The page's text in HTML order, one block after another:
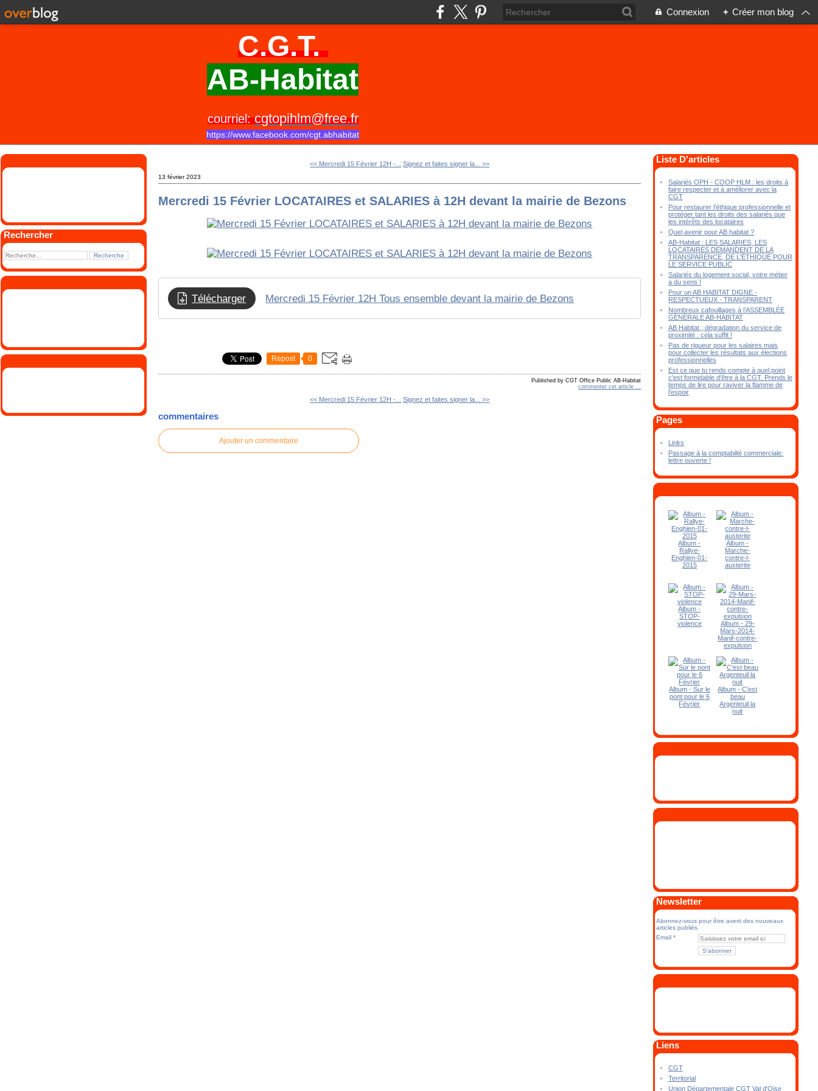
Connexion + Créer mon blog
C.G.T.
AB-Habitat
courriel:cgtopihlm@free.fr
https://www.facebook.com/cgt.abhabitat
Rechercher
<< Mercredi 15 Février 12H -... Signez et faites signer la... >>
13 février 2023
Mercredi 15 Février LOCATAIRES et SALARIES à 12H devant la mairie de Bezons
Télécharger Mercredi 15 Février 12H Tous ensemble devant la mairie de Bezons
Repost 0
Published by CGT Office Public AB-Habitat
commenter cet article …
<< Mercredi 15 Février 12H -... Signez et faites signer la... >>
commentaires
Ajouter un commentaire
Liste D'articles
Salariés OPH - COOP HLM : les droits à
faire respecter et à améliorer avec la
CGT
Pour restaurer l'éthique professionnelle et
protéger tant les droits des salariés que
les intérêts des locataires
Quel avenir pour AB habitat ?
AB-Habitat : LES SALARIES, LES
LOCATAIRES DEMANDENT DE LA
TRANSPARENCE, DE L'ÉTHIQUE POUR
LE SERVICE PUBLIC
Salariés du logement social, votre métier
a du sens !
Pour un AB HABITAT DIGNE -
RESPECTUEUX - TRANSPARENT
Nombreux cafouillages à l’ASSEMBLÉE
GÉNÉRALE AB-HABITAT
AB Habitat ; dégradation du service de
proximité : cela suffit !
Pas de rigueur pour les salaires mais
pour collecter les résultats aux élections
professionnelles
Est ce que tu rends compte à quel point
c'est formidable d'être à la CGT. Prends le
temps de lire pour raviver la flamme de
l'espoir
Pages
Links
Passage à la comptabilté commerciale:
lettre ouverte !
Album -
Rallye-
Enghien-01-
2015
Album -
Marche-
contre-l-
austerite
Album -
STOP-
violence
Album - 29-
Mars-2014-
Manif-contre-
expulsion
Album - Sur le
pont pour le 6
Février
Album - C'est
beau
Argenteuil la
nuit
Newsletter
Abonnez-vous pour être averti des nouveaux
articles publiés.
Email
Liens
CGT
Territorial
Union Départementale CGT Val d'Oise